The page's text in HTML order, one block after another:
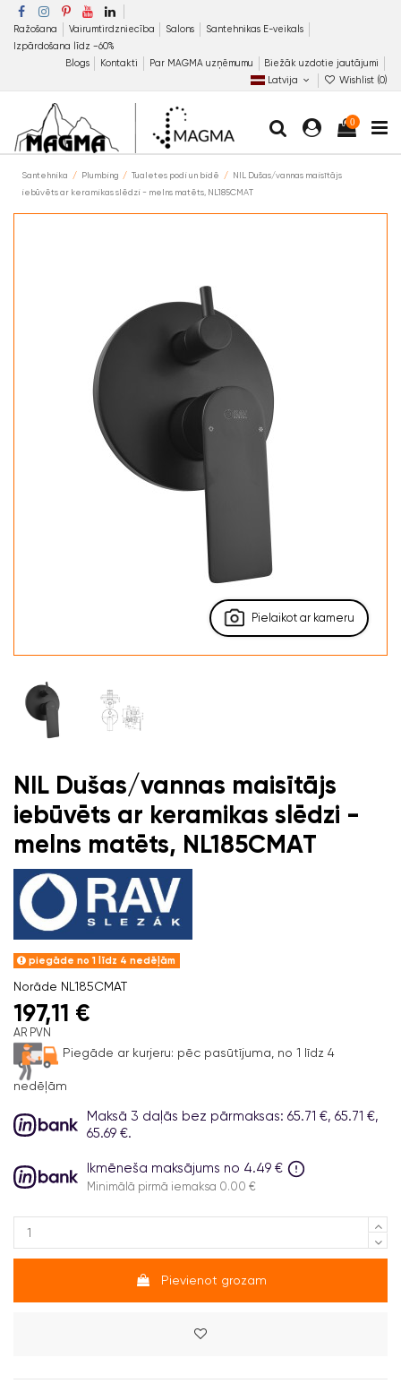
Ražošana Vairumtirdzniecība Salons
Santehnikas E-veikals
Izpārdošana līdz −60%
Blogs
Kontakti Par MAGMA uzņēmumu
Biežāk uzdotie jautājumi
Latvija
Wishlist (0)
0
Santehnika Plumbing Tualetes podi un bidē
NIL Dušas/vannas maisītājs
iebūvēts ar keramikas slēdzi - melns matēts, NL185CMAT
Pielaikot ar kameru
NIL Dušas/vannas maisītājs
iebūvēts ar keramikas slēdzi -
melns matēts, NL185CMAT
piegāde no 1 līdz 4 nedēļām
Norāde NL185CMAT
197,11 €
AR PVN
Piegāde ar kurjeru: pēc pasūtījuma, no 1 līdz 4
nedēļām
Maksā 3 daļās bez pārmaksas: 65.71 €, 65.71 €,
65.69 €.
Ikmēneša maksājums no 4.49 €
Minimālā pirmā iemaksa 0.00 €
Pievienot grozam